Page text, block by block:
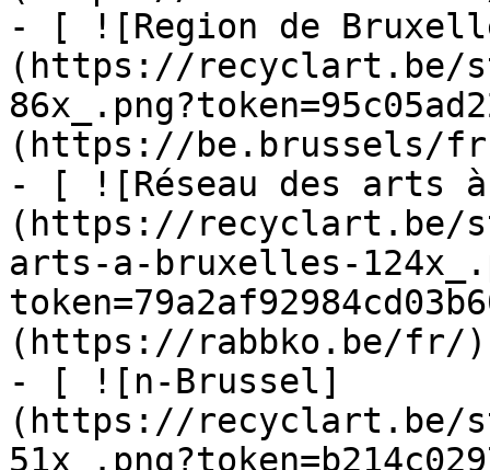
- [ ![Region de
(https://recyclart.be/
(https://be.brussels/
- [ ![Réseau des arts
(https://recyclart.be/
arts-a-bruxelles-
(https://rabbko.be/fr/)
- [ ![n-Brussel]
(https://recyclart.be/